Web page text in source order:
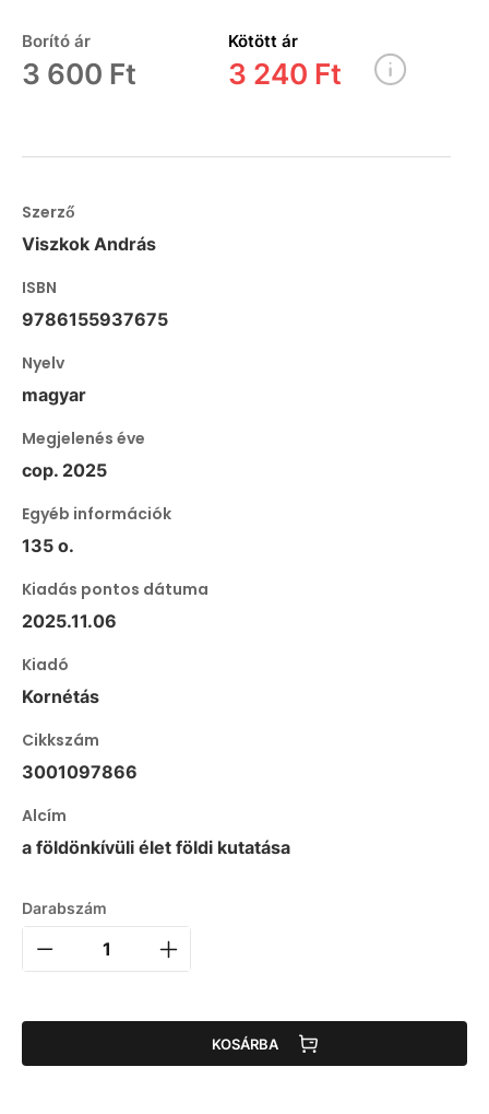
Borító ár
3 600 Ft
Kötött ár
3 240 Ft
Szerző
Viszkok András
ISBN
9786155937675
Nyelv
magyar
Megjelenés éve
cop. 2025
Egyéb információk
135 o.
Kiadás pontos dátuma
2025.11.06
Kiadó
Kornétás
Cikkszám
3001097866
Alcím
a földönkívüli élet földi kutatása
Darabszám
KOSÁRBA